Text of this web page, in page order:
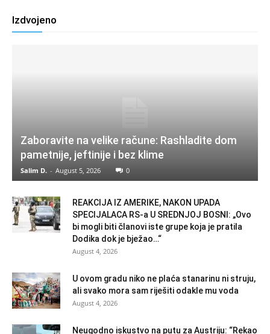
Izdvojeno
Zaboravite na velike račune: Rashladite dom
pametnije, jeftinije i bez klime
Salim D. - August 5, 2026 0
REAKCIJA IZ AMERIKE, NAKON UPADA
SPECIJALACA RS-a U SREDNJOJ BOSNI: „Ovo
bi mogli biti članovi iste grupe koja je pratila
Dodika dok je bježao…“
August 4, 2026
U ovom gradu niko ne plaća stanarinu ni struju,
ali svako mora sam riješiti odakle mu voda
August 4, 2026
Neugodno iskustvo na putu za Austriju: “Rekao